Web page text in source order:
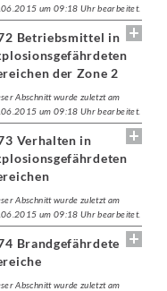
um 09:18 Uhr bearbeitet.
Betriebsmittel in
der Zone 2
Abschnitt wurde zuletzt am
um 09:18 Uhr bearbeitet.
Verhalten in
Abschnitt wurde zuletzt am
um 09:18 Uhr bearbeitet.
Brandgefährdete
Abschnitt wurde zuletzt am